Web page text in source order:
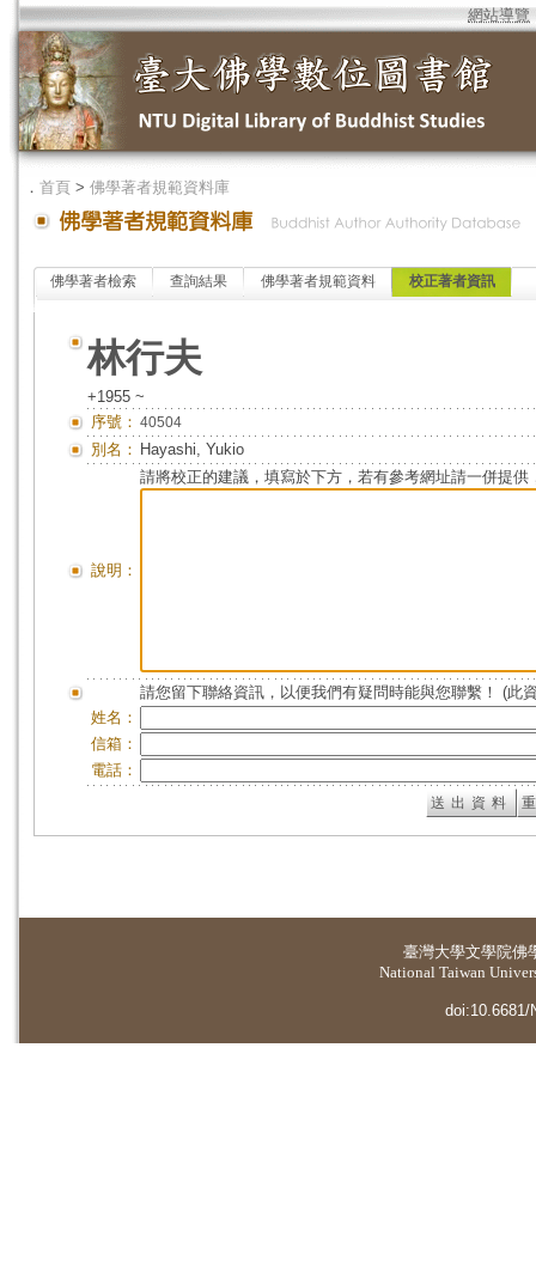
網站導覽
． 首頁 > 佛學著者規範資料庫
佛學著者檢索 查詢結果 佛學著者規範資料 校正著者資訊
林行夫
+1955 ~
序號： 40504
別名： Hayashi, Yukio
說明：
請將校正的建議，填寫於下方，若有參考網址請一併提供
請您留下聯絡資訊，以便我們有疑問時能與您聯繫！ (此
姓名：
信箱：
電話：
臺灣大學文學院佛
National Taiwan
doi:10.6681/